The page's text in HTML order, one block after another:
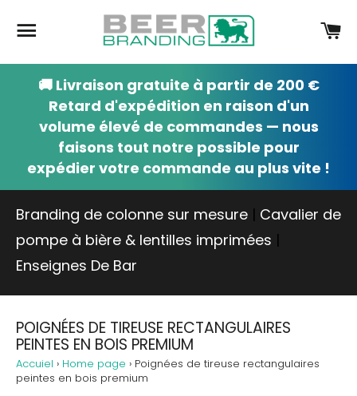
🚚 Livraison gratuite à partir de 200 €
Retard d'expédition en raison d'un
volume élevé de commandes — nous
faisons tout notre possible pour
expédier votre commande au plus vite !
Branding de colonne sur mesure | Cavalier de
pompe à bière & lentilles imprimées |
Enseignes De Bar
POIGNÉES DE TIREUSE RECTANGULAIRES
PEINTES EN BOIS PREMIUM
Accuiel › Home page › Poignées de tireuse rectangulaires
peintes en bois premium